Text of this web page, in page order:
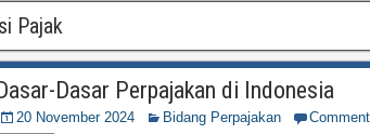
Pajak
Dasar Perpajakan di Indonesia
20 November 2024 Bidang Perpajakan